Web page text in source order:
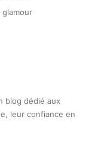
blog dédié aux
leur confiance en